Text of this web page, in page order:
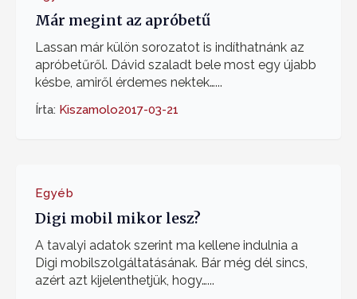
Már megint az apróbetű
Lassan már külön sorozatot is indíthatnánk az
apróbetűről. Dávid szaladt bele most egy újabb
késbe, amiről érdemes nektek…...
Írta: Kiszamolo2017-03-21
Egyéb
Digi mobil mikor lesz?
A tavalyi adatok szerint ma kellene indulnia a
Digi mobilszolgáltatásának. Bár még dél sincs,
azért azt kijelenthetjük, hogy…...